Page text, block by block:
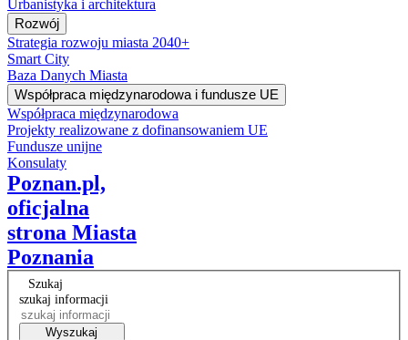
Urbanistyka i architektura
Rozwój
Strategia rozwoju miasta 2040+
Smart City
Baza Danych Miasta
Współpraca międzynarodowa i fundusze UE
Współpraca międzynarodowa
Projekty realizowane z dofinansowaniem UE
Fundusze unijne
Konsulaty
Poznan.pl,
oficjalna
strona Miasta
Poznania
Szukaj
szukaj informacji
Wyszukaj